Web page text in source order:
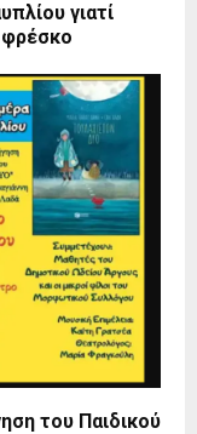
γιατί
του Παιδικού